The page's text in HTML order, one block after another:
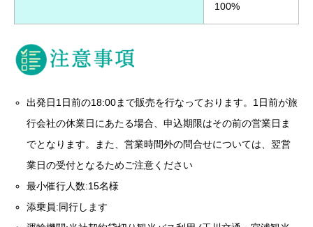
100%
出発日1日前の18:00まで販売を行なっております。1日前が旅
行会社の休業日にあたる場合、申込期限はその前の営業日ま
でとなります。また、営業時間外の問合せについては、翌営
業日の受付となるためご注意ください
最小催行人数:15名様
添乗員:同行します